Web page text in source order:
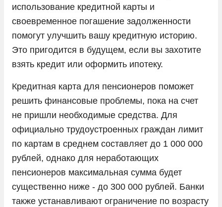
использование кредитной карты и
своевременное погашение задолженности
помогут улучшить вашу кредитную историю.
Это пригодится в будущем, если вы захотите
взять кредит или оформить ипотеку.
Кредитная карта для пенсионеров поможет
решить финансовые проблемы, пока на счет
не пришли необходимые средства. Для
официально трудоустроенных граждан лимит
по картам в среднем составляет до 1 000 000
рублей, однако для неработающих
пенсионеров максимальная сумма будет
существенно ниже - до 300 000 рублей. Банки
также устанавливают ограничение по возрасту